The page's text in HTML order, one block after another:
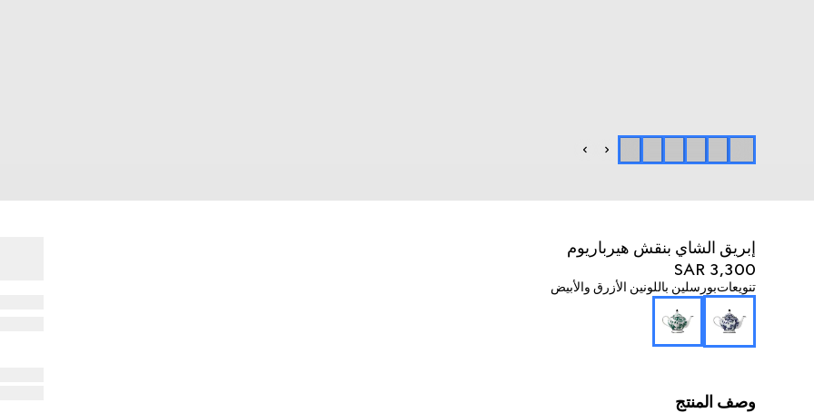
إبريق الشاي بنقش هيرباريوم
SAR 3,300
تنويعاتبورسلين باللونين الأزرق والأبيض
وصف المنتج